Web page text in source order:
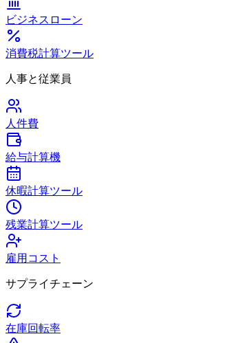
ビジネスローン
消費税計算ツール
人事と従業員
人件費
給与計算機
休暇計算ツール
残業計算ツール
雇用コスト
サプライチェーン
在庫回転率